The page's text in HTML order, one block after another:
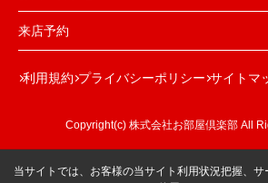
来店予約
利用規約 プライバシーポリシー サイトマ
Copyright(c) 株式会社お部屋倶楽部 All
当サイトでは、お客様の当サイト利用状況把握、サ